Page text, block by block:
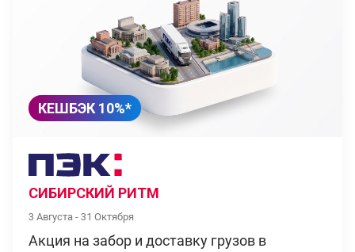
КЕШБЭК 10%*
СИБИРСКИЙ РИТМ
3 Августа - 31 Октября
Акция на забор и доставку грузов в